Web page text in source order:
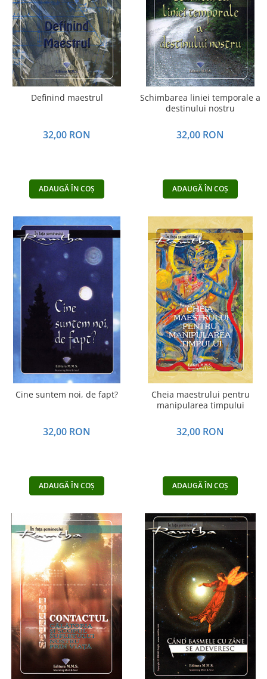
Definind maestrul
32,00 RON
ADAUGĂ ÎN COȘ
Schimbarea liniei temporale a
destinului nostru
32,00 RON
ADAUGĂ ÎN COȘ
Cine suntem noi, de fapt?
32,00 RON
ADAUGĂ ÎN COȘ
Cheia maestrului pentru
manipularea timpului
32,00 RON
ADAUGĂ ÎN COȘ